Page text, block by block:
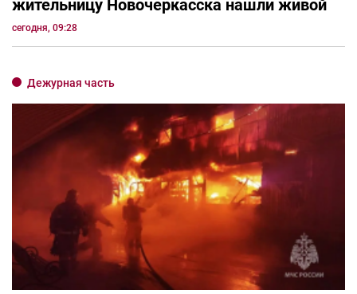
жительницу Новочеркасска нашли живой
сегодня, 09:28
Дежурная часть